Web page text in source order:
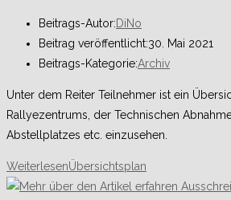
Beitrags-Autor:DiNo
Beitrag veröffentlicht:30. Mai 2021
Beitrags-Kategorie:Archiv
Unter dem Reiter Teilnehmer ist ein
Rallyezentrums, der Technischen
Abstellplatzes etc. einzusehen.
WeiterlesenÜbersichtsplan